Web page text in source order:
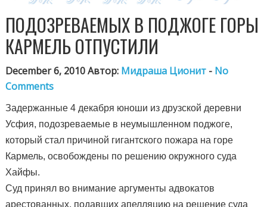
ПОДОЗРЕВАЕМЫХ В ПОДЖОГЕ ГОРЫ
КАРМЕЛЬ ОТПУСТИЛИ
December 6, 2010 Автор: Мидраша Ционит - No
Comments
Задержанные 4 декабря юноши из друзской деревни
Усфия, подозреваемые в неумышленном поджоге,
который стал причиной гигантского пожара на горе
Кармель, освобождены по решению окружного суда
Хайфы.
Суд принял во внимание аргументы адвокатов
арестованных, подавших апелляцию на решение суда